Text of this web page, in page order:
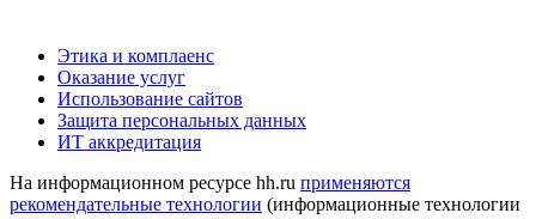
Этика и комплаенс
Оказание услуг
Использование сайтов
Защита персональных данных
ИТ аккредитация
На информационном ресурсе hh.ru применяются
рекомендательные технологии (информационные технологии